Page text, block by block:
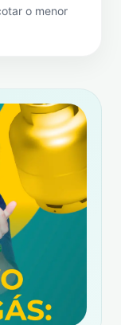
o menor